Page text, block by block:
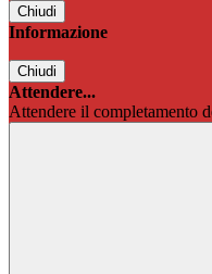
Chiudi
Informazione
Chiudi
Attendere...
Attendere il completamento